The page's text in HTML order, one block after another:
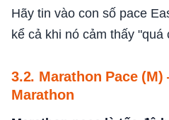
Hãy tin vào con số pace
kể cả khi nó cảm thấy "quá
3.2. Marathon Pace
Marathon